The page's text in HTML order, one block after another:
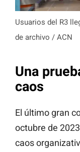
Usuarios del R3
de archivo / ACN
Una
caos
El último gran
octubre de
caos